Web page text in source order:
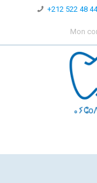
+212 522 48
Mon